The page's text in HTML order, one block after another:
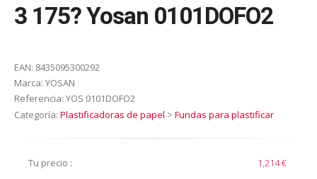
3 175? Yosan 0101DOFO2
EAN: 8435095300292
Marca: YOSAN
Referencia: YOS 0101DOFO2
Categoría: Plastificadoras de papel > Fundas para plastificar
Tu precio :
1,214 €